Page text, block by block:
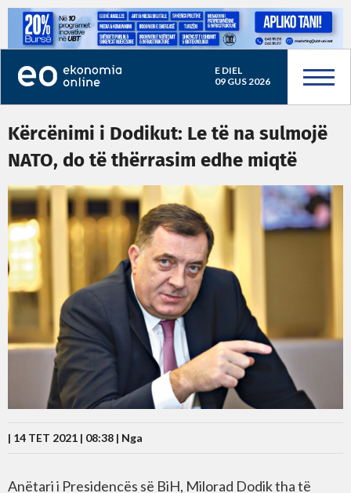
E DIEL
09 GUS 2026
Kërcënimi i Dodikut: Le të na sulmojë
NATO, do të thërrasim edhe miqtë
| 14 TET 2021 | 08:38 | Nga
Anëtari i Presidencës së BiH, Milorad Dodik tha të